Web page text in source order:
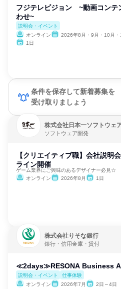
フジテレビジョン ~動画コンテ
わせ~
説明会・イベント
オンライン
2026年8月・9月・10月・11月
1日
条件を保存して新着募集を
受け取りましょう
株式会社日本一ソフトウェ
ソフトウェア開発
【クリエイティブ職】会社説明
ライン開催
ゲーム業界にご興味のあるデザイナー必見☆
オンライン
2026年8月 1日
株式会社りそな銀行
銀行・信用金庫・貸付
≪2days≫RESONA Business
説明会・イベント
仕事体験
オンライン
2026年7月 2日～4日